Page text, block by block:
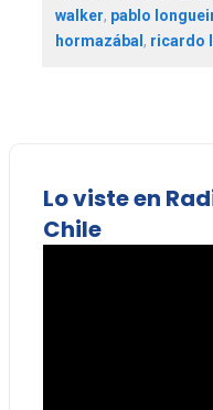
walker, pablo
hormazábal, ricardo
Lo viste en
Chile